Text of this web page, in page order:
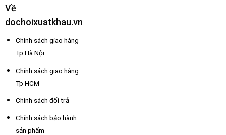
Về
dochoixuatkhau.vn
Chính sách giao hàng
Tp Hà Nội
Chính sách giao hàng
Tp HCM
Chính sách đổi trả
Chính sách bảo hành
sản phẩm